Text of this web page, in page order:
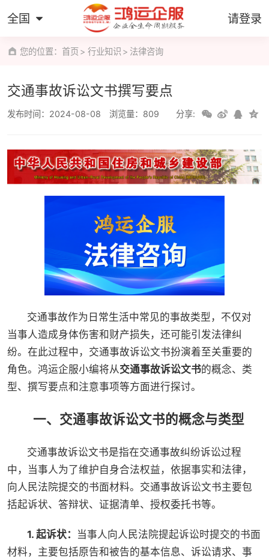
全国 请登录
您的位置：首页 行业知识 法律咨询
交通事故诉讼文书撰写要点
发布时间：2024-08-08 浏览量：809 分享:
交通事故作为日常生活中常见的事故类型，不仅对
当事人造成身体伤害和财产损失，还可能引发法律纠
纷。在此过程中，交通事故诉讼文书扮演着至关重要的
角色。鸿运企服小编将从交通事故诉讼文书的概念、类
型、撰写要点和注意事项等方面进行探讨。
一、交通事故诉讼文书的概念与类型
交通事故诉讼文书是指在交通事故纠纷诉讼过程
中，当事人为了维护自身合法权益，依据事实和法律，
向人民法院提交的书面材料。交通事故诉讼文书主要包
括起诉状、答辩状、证据清单、授权委托书等。
1. 起诉状： 当事人向人民法院提起诉讼时提交的书面
材料，主要包括原告和被告的基本信息、诉讼请求、事